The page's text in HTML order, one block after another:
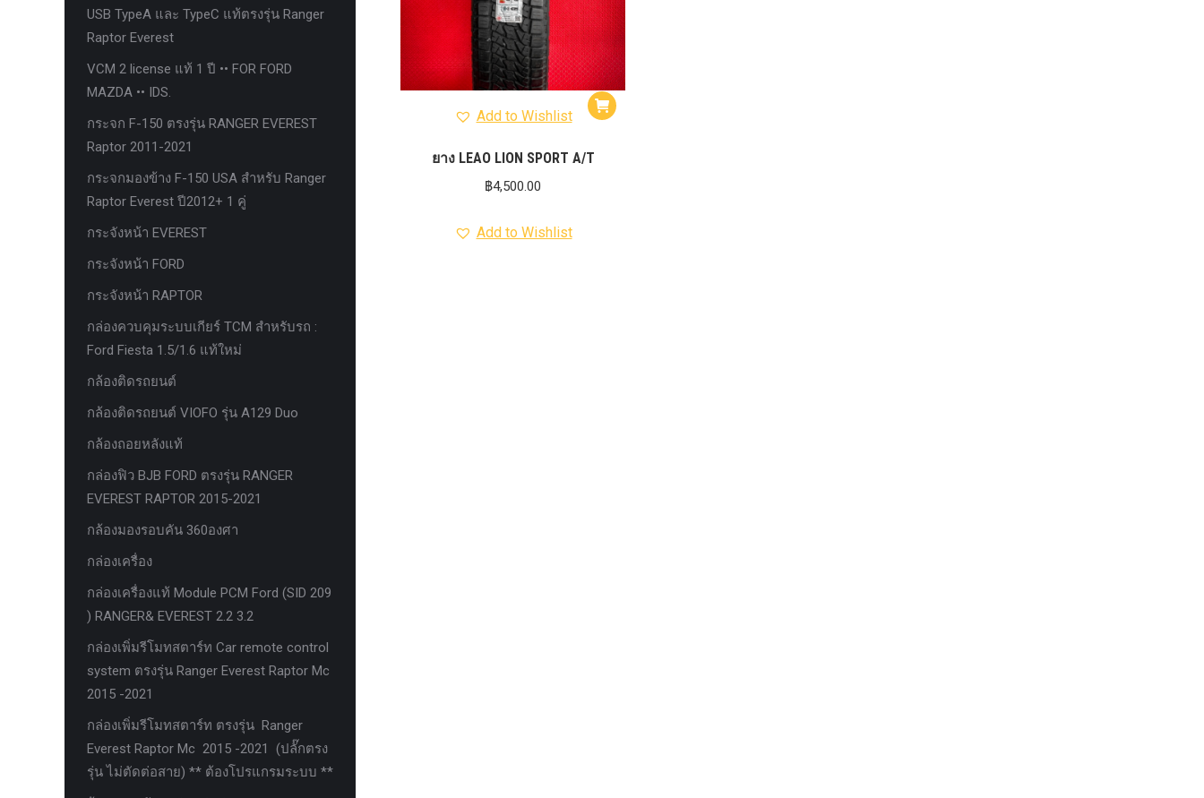
Add to Wishlist
ยาง LEAO LION SPORT A/T
฿4,500.00
Add to Wishlist
USB TypeA และ TypeC แท้ตรงรุ่น Ranger
Raptor Everest
VCM 2 license แท้ 1 ปี •• FOR FORD
MAZDA •• IDS.
กระจก F-150 ตรงรุ่น RANGER EVEREST
Raptor 2011-2021
กระจกมองข้าง F-150 USA สำหรับ Ranger
Raptor Everest ปี2012+ 1 คู่
กระจังหน้า EVEREST
กระจังหน้า FORD
กระจังหน้า RAPTOR
กล่องควบคุมระบบเกียร์ TCM สำหรับรถ :
Ford Fiesta 1.5/1.6 แท้ใหม่
กล้องติดรถยนต์
กล้องติดรถยนต์ VIOFO รุ่น A129 Duo
กล้องถอยหลังแท้
กล่องฟิว BJB FORD ตรงรุ่น RANGER
EVEREST RAPTOR 2015-2021
กล้องมองรอบคัน 360องศา
กล่องเครื่อง
กล่องเครื่องแท้ Module PCM Ford (SID 209
) RANGER& EVEREST 2.2 3.2
กล่องเพิ่มรีโมทสตาร์ท Car remote control
system ตรงรุ่น Ranger Everest Raptor Mc
2015 -2021
กล่องเพิ่มรีโมทสตาร์ท ตรงรุ่น Ranger
Everest Raptor Mc 2015 -2021 (ปลั๊กตรง
รุ่น ไม่ตัดต่อสาย) ** ต้องโปรแกรมระบบ **
กันชนหน้า OPTION
กันชนหน้ารุ่น HAMER
กันชนหลัง HAMER
กันแคร้ง opton 4wd
กันแคร้งเหล็ก HAMER
กันแคร้งเหล็ก OUTLANDER
กันแคร้งแร็พเตอร์
ครีบฉลาม
ครีบฉลาม next gen 2022
คานลากจูงแท้ ford
งานไฟท้ายF-150
งานไฟหน้า F-150
งานไฟหน้า Ford
ชุด Wide body Ford
ชุดปรับระยะเซ็นเซอร์เพลาหลัง
ชุดป้องกันเซ็นเซอร์วัดองศาเพลาท้าย
ชุดแต่ง Ford
บันไดข้าง HAMER
บันไดข้าง Outlander